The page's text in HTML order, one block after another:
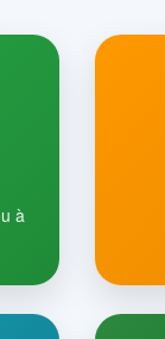
à